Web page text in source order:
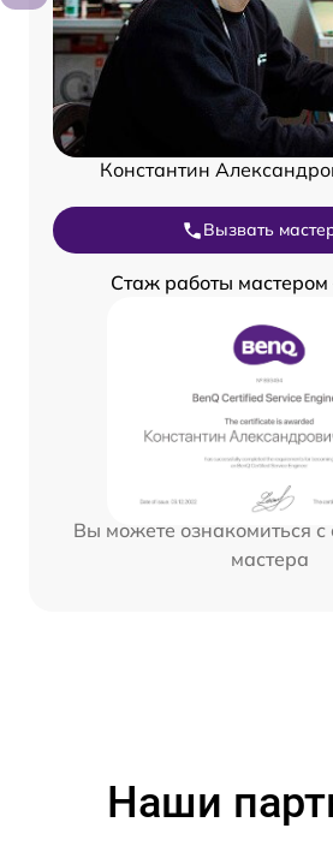
Константин
Вызвать
Стаж работы мастером
Вы можете ознакомиться с
мастера
Наши